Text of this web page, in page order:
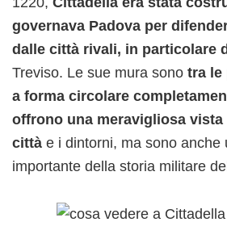
governava Padova per
dalle città rivali, in particolare
Treviso. Le sue mura sono tra le
a forma circolare
offrono una meravigliosa
città e i dintorni, ma sono anche
importante della storia militare